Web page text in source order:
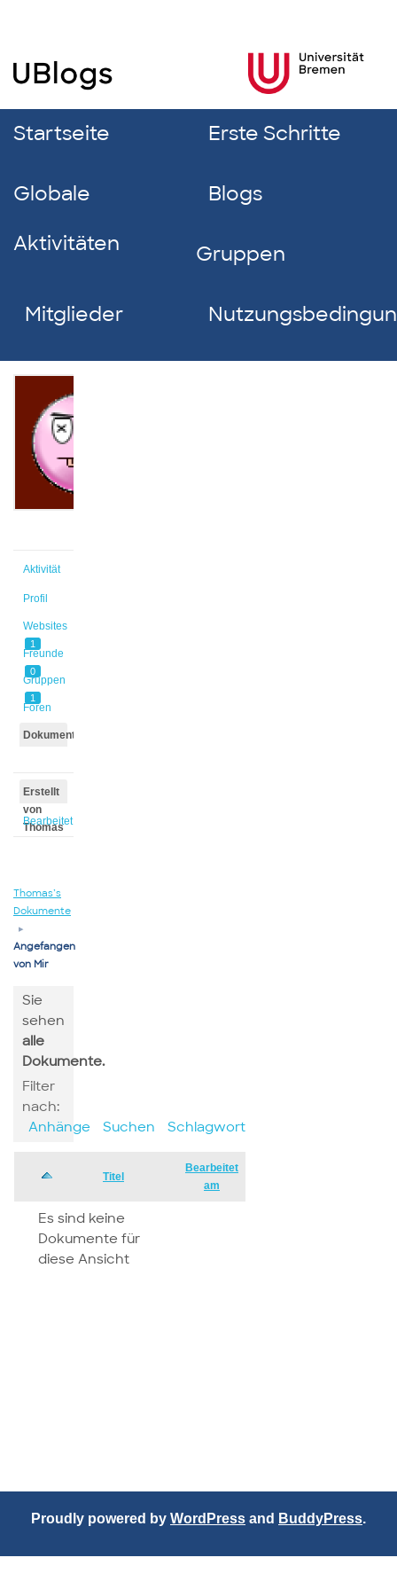
Startseite Erste Schritte
Globale
Aktivitäten
Blogs
Gruppen
Mitglieder
Aktivität
Profil
Websites
1
Freunde
0
Gruppen
1
Foren
Dokumente
Erstellt
von
Thomas
Bearbeitet
Thomas’s
Dokumente
▸
Angefangen
von Mir
Sie
sehen
alle
Dokumente.
Filter
nach:
Anhänge
Suchen Schlagwort
Has
Titel
Bearbeitet
am
Es sind keine
Dokumente für
diese Ansicht
Proudly powered by WordPress and BuddyPress.